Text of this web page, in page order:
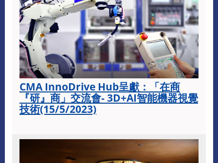
CMA InnoDrive Hub呈獻：「在商
『研』商」交流會- 3D+AI智能機器視覺
技術(15/5/2023)